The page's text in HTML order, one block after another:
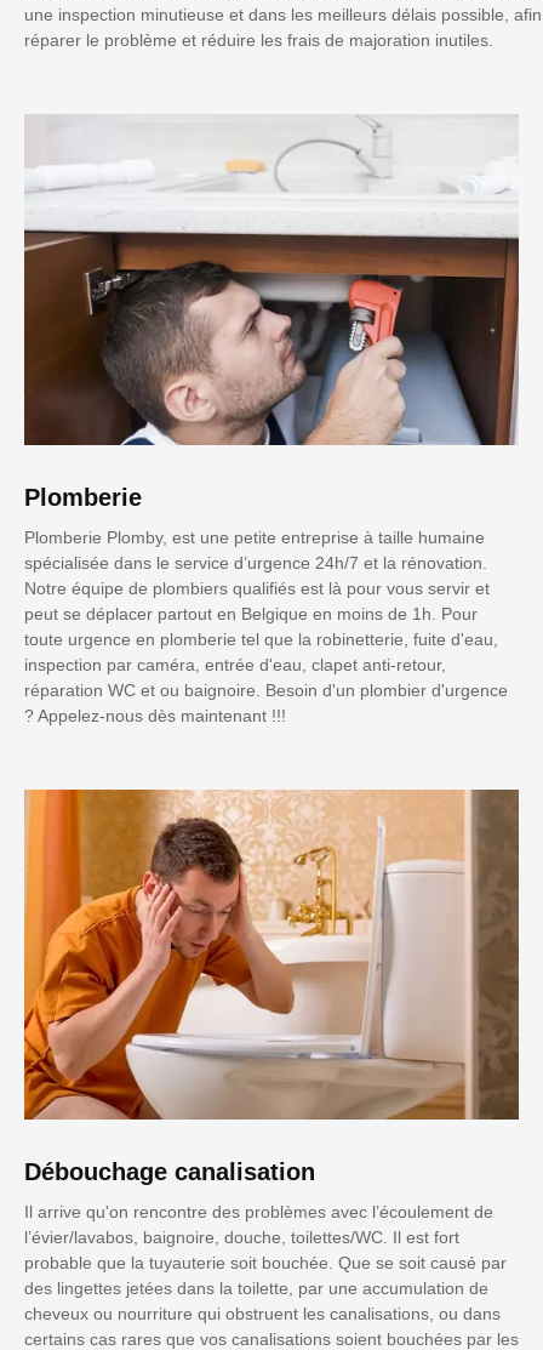
une inspection minutieuse et dans les meilleurs délais possible, afin
réparer le problème et réduire les frais de majoration inutiles.
Plomberie
Plomberie Plomby, est une petite entreprise à taille humaine
spécialisée dans le service d’urgence 24h/7 et la rénovation.
Notre équipe de plombiers qualifiés est là pour vous servir et
peut se déplacer partout en Belgique en moins de 1h. Pour
toute urgence en plomberie tel que la robinetterie, fuite d'eau,
inspection par caméra, entrée d'eau, clapet anti-retour,
réparation WC et ou baignoire. Besoin d'un plombier d'urgence
? Appelez-nous dès maintenant !!!
Débouchage canalisation
Il arrive qu'on rencontre des problèmes avec l’écoulement de
l’évier/lavabos, baignoire, douche, toilettes/WC. Il est fort
probable que la tuyauterie soit bouchée. Que se soit causé par
des lingettes jetées dans la toilette, par une accumulation de
cheveux ou nourriture qui obstruent les canalisations, ou dans
certains cas rares que vos canalisations soient bouchées par les